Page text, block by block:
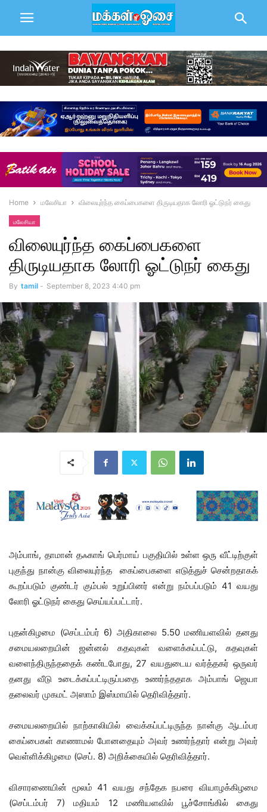
Home மலேசியா விலையுர்ந்த கைப்பைகளை திருடியதாக லோரி ஓட்டுநர் கைது
மலேசியா
விலையுர்ந்த கைப்பைகளை
திருடியதாக லோரி ஓட்டுநர் கைது
By tamil - September 8, 2023 4:40 pm
அம்பாங், தாமான் தஃகாங் பெர்மாய் பகுதியில் உள்ள ஒரு வீட்டிற்குள்
புகுந்து நான்கு விலையுர்ந்த கைப்பைகளை எடுத்துச் சென்றதாகக்
கூறப்படும் குண்டர் கும்பல் உறுப்பினர் என்று நம்பப்படும் 41 வயது
லோரி ஓட்டுநர் கைது செய்யப்பட்டார்.
புதன்கிழமை (செப்டம்பர் 6) அதிகாலை 5.50 மணியளவில் தனது
சமையலறையின் ஜன்னல் கதவுகள் வளைக்கப்பட்டு, கதவுகள்
வளைந்திருந்ததைக் கண்டபோது, ​​27 வயதுடைய வர்த்தகர் ஒருவர்
தனது வீடு உடைக்கப்பட்டிருப்பதை உணர்ந்ததாக அம்பாங் ஜெயா
தலைவர் முகமட் அஸாம் இஸ்மாயில் தெரிவித்தார்.
சமையலறையில் நாற்காலியில் வைக்கப்பட்டிருந்த நான்கு ஆடம்பர
கைப்பைகள் காணாமல் போனதையும் அவர் உணர்ந்தார் என்று அவர்
வெள்ளிக்கிழமை (செப். 8) அறிக்கையில் தெரிவித்தார்.
விசாரணையின் மூலம் 41 வயது சந்தேக நபரை வியாழக்கிழமை
(செப்டம்பர் 7) மதியம் 12 மணியளவில் பூச்சோங்கில் கைது